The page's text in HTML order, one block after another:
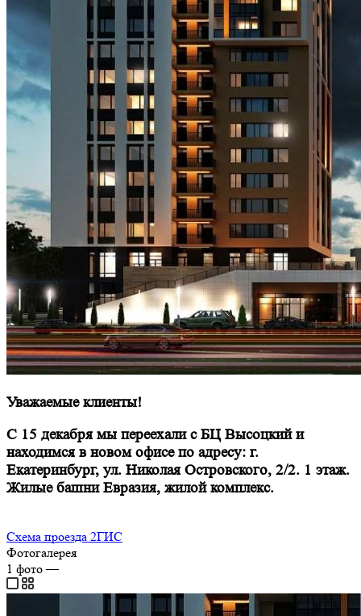
Уважаемые клиенты!
С 15 декабря мы переехали с БЦ Высоцкий и
находимся в новом офисе по адресу: г.
Екатеринбург, ул. Николая Островского, 2/2. 1 этаж.
Жилые башни Евразия, жилой комплекс.
Схема проезда 2ГИС
Фотогалерея
1 фото—